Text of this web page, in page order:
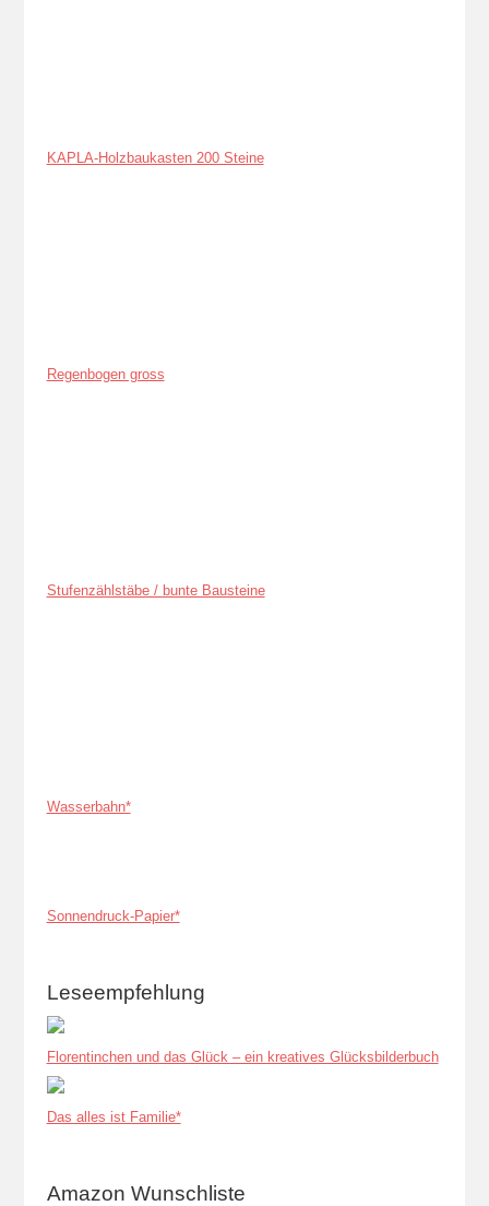
KAPLA-Holzbaukasten 200 Steine
Regenbogen gross
Stufenzählstäbe / bunte Bausteine
Wasserbahn*
Sonnendruck-Papier*
Leseempfehlung
Florentinchen und das Glück – ein kreatives Glücksbilderbuch
Das alles ist Familie*
Amazon Wunschliste